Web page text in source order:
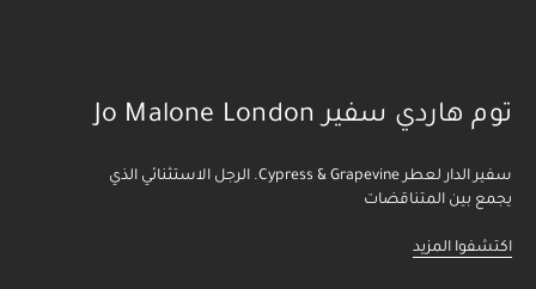
توم هاردي سفير Jo Malone London
سفير الدار لعطر Cypress & Grapevine. الرجل الاستثنائي الذي
يجمع بين المتناقضات
اكتشفوا المزيد